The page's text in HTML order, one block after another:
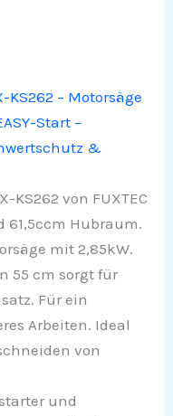
KS262 – Motorsäge
Start –
&
KS262 von FUXTEC
61,5ccm Hubraum.
mit 2,85kW.
55 cm sorgt für
Für ein
Arbeiten. Ideal
von
und